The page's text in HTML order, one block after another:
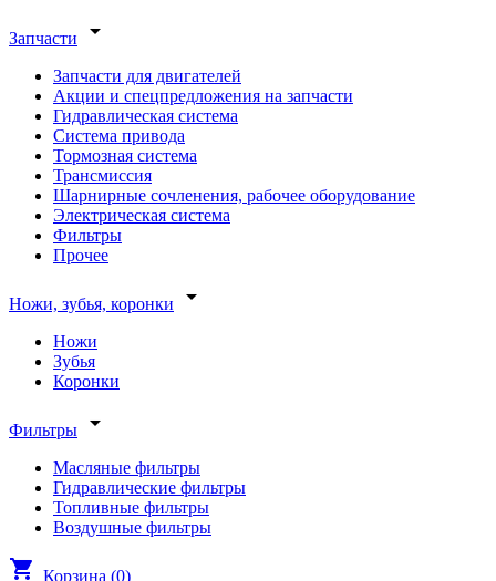
Запчасти arrow_drop_down
Запчасти для двигателей
Акции и спецпредложения на запчасти
Гидравлическая система
Система привода
Тормозная система
Трансмиссия
Шарнирные сочленения, рабочее оборудование
Электрическая система
Фильтры
Прочее
Ножи, зубья, коронки arrow_drop_down
Ножи
Зубья
Коронки
Фильтры arrow_drop_down
Масляные фильтры
Гидравлические фильтры
Топливные фильтры
Воздушные фильтры
shopping_cart Корзина (0)